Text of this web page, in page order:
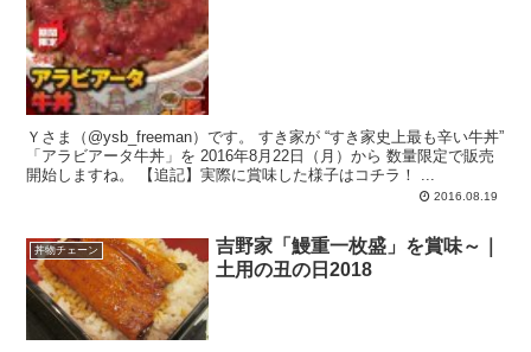
Ｙさま（@ysb_freeman）です。 すき家が “すき家史上最も辛い牛丼”
「アラビアータ牛丼」を 2016年8月22日（月）から 数量限定で販売
2016.08.19
丼物チェーン
吉野家「鰻重一枚盛」を賞味～｜
土用の丑の日2018